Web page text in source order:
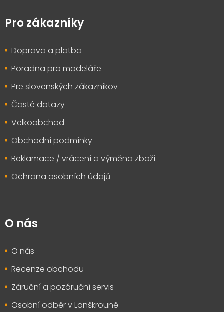
pPro zákazníky
Doprava a platba
Poradna pro modeláře
Pre slovenských zákazníkov
Časté dotazy
Velkoobchod
Obchodní podmínky
Reklamace / vrácení a výměna zboží
Ochrana osobních údajů
O nás
O nás
Recenze obchodu
Záruční a pozáruční servis
Osobní odběr v Lanškrouně